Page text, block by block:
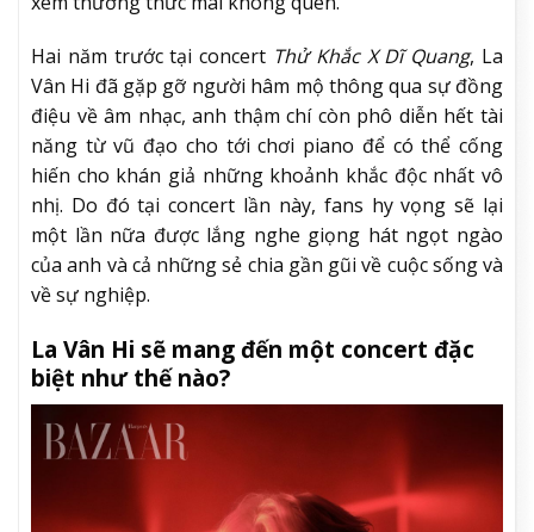
Hai năm trước tại concert Thử Khắc X Dĩ Quang, La
Vân Hi đã gặp gỡ người hâm mộ thông qua sự đồng
điệu về âm nhạc, anh thậm chí còn phô diễn hết tài
năng từ vũ đạo cho tới chơi piano để có thể cống
hiến cho khán giả những khoảnh khắc độc nhất vô
nhị. Do đó tại concert lần này, fans hy vọng sẽ lại
một lần nữa được lắng nghe giọng hát ngọt ngào
của anh và cả những sẻ chia gần gũi về cuộc sống và
về sự nghiệp.
La Vân Hi sẽ mang đến một concert đặc
biệt như thế nào?